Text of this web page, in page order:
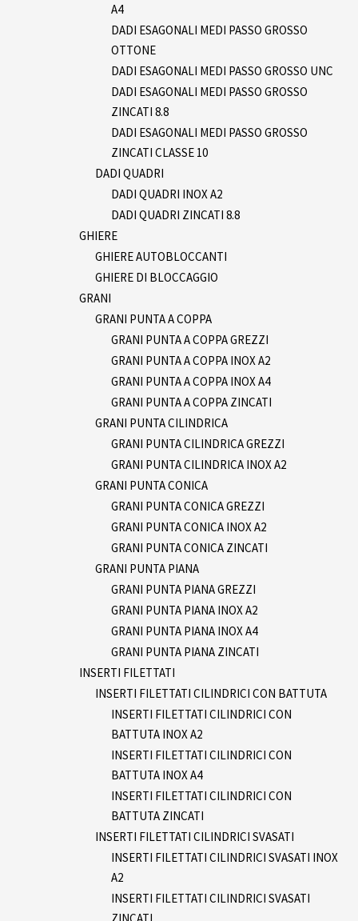
A4
DADI ESAGONALI MEDI PASSO GROSSO
OTTONE
DADI ESAGONALI MEDI PASSO GROSSO UNC
DADI ESAGONALI MEDI PASSO GROSSO
ZINCATI 8.8
DADI ESAGONALI MEDI PASSO GROSSO
ZINCATI CLASSE 10
DADI QUADRI
DADI QUADRI INOX A2
DADI QUADRI ZINCATI 8.8
GHIERE
GHIERE AUTOBLOCCANTI
GHIERE DI BLOCCAGGIO
GRANI
GRANI PUNTA A COPPA
GRANI PUNTA A COPPA GREZZI
GRANI PUNTA A COPPA INOX A2
GRANI PUNTA A COPPA INOX A4
GRANI PUNTA A COPPA ZINCATI
GRANI PUNTA CILINDRICA
GRANI PUNTA CILINDRICA GREZZI
GRANI PUNTA CILINDRICA INOX A2
GRANI PUNTA CONICA
GRANI PUNTA CONICA GREZZI
GRANI PUNTA CONICA INOX A2
GRANI PUNTA CONICA ZINCATI
GRANI PUNTA PIANA
GRANI PUNTA PIANA GREZZI
GRANI PUNTA PIANA INOX A2
GRANI PUNTA PIANA INOX A4
GRANI PUNTA PIANA ZINCATI
INSERTI FILETTATI
INSERTI FILETTATI CILINDRICI CON BATTUTA
INSERTI FILETTATI CILINDRICI CON
BATTUTA INOX A2
INSERTI FILETTATI CILINDRICI CON
BATTUTA INOX A4
INSERTI FILETTATI CILINDRICI CON
BATTUTA ZINCATI
INSERTI FILETTATI CILINDRICI SVASATI
INSERTI FILETTATI CILINDRICI SVASATI INOX
A2
INSERTI FILETTATI CILINDRICI SVASATI